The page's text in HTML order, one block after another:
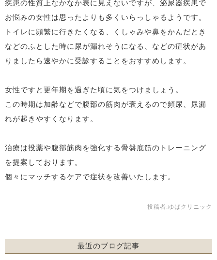
疾患の性質上なかなか表に見えないですが、泌尿器疾患で
お悩みの女性は思ったよりも多くいらっしゃるようです。
トイレに頻繁に行きたくなる、くしゃみや鼻をかんだとき
などのふとした時に尿が漏れそうになる、などの症状があ
りましたら速やかに受診することをおすすめします。
女性ですと更年期を過ぎた頃に気をつけましょう。
この時期は加齢などで腹部の筋肉が衰えるので頻尿、尿漏
れが起きやすくなります。
治療は投薬や腹部筋肉を強化する骨盤底筋のトレーニング
を提案しております。
個々にマッチするケアで症状を改善いたします。
投稿者: ゆばクリニック
最近のブログ記事